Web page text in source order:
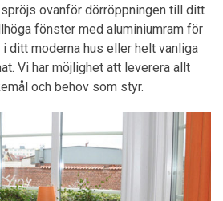
ovanför dörröppningen till ditt
fönster med aluminiumram för
ditt moderna hus eller helt vanliga
Vi har möjlighet att leverera allt
och behov som styr.